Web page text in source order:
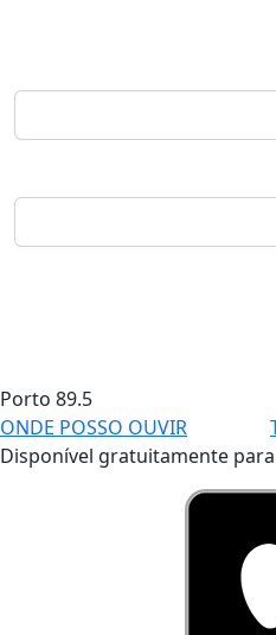
Porto 89.5
ONDE POSSO OUVIR
Disponível gratuitamente